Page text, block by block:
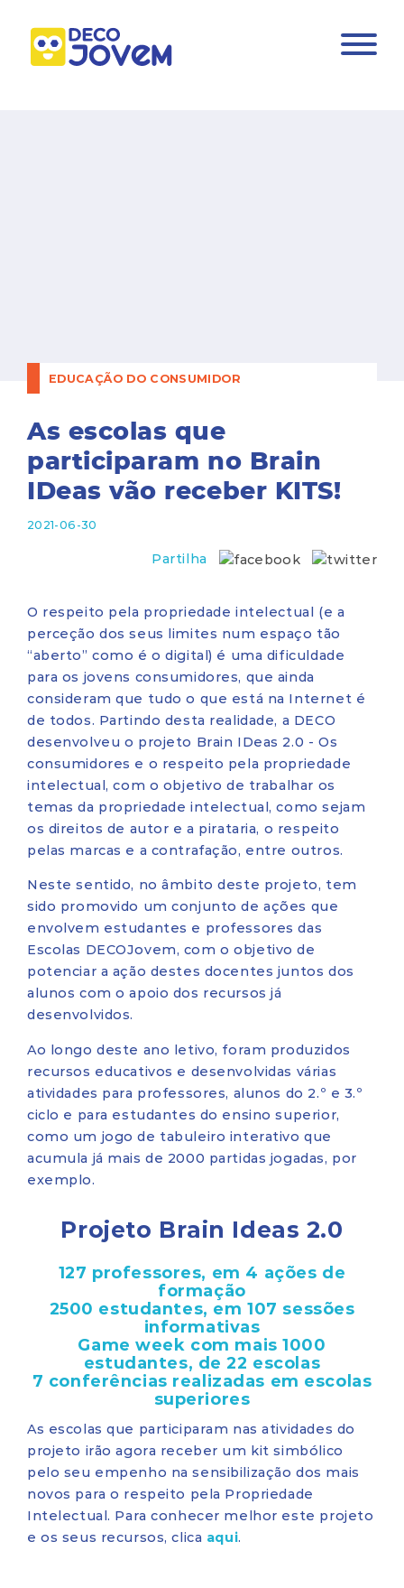
As escolas que
participaram no Brain
IDeas vão receber KITS!
2021-06-30
Partilha
O respeito pela propriedade intelectual (e a
perceção dos seus limites num espaço tão
“aberto” como é o digital) é uma dificuldade
para os jovens consumidores, que ainda
consideram que tudo o que está na Internet é
de todos. Partindo desta realidade, a DECO
desenvolveu o projeto Brain IDeas 2.0 - Os
consumidores e o respeito pela propriedade
intelectual, com o objetivo de trabalhar os
temas da propriedade intelectual, como sejam
os direitos de autor e a pirataria, o respeito
pelas marcas e a contrafação, entre outros.
Neste sentido, no âmbito deste projeto, tem
sido promovido um conjunto de ações que
envolvem estudantes e professores das
Escolas DECOJovem, com o objetivo de
potenciar a ação destes docentes juntos dos
alunos com o apoio dos recursos já
desenvolvidos.
Ao longo deste ano letivo, foram produzidos
recursos educativos e desenvolvidas várias
atividades para professores, alunos do 2.º e 3.º
ciclo e para estudantes do ensino superior,
como um jogo de tabuleiro interativo que
acumula já mais de 2000 partidas jogadas, por
exemplo.
Projeto Brain Ideas 2.0
127 professores, em 4 ações de
formação
2500 estudantes, em 107 sessões
informativas
Game week com mais 1000
estudantes, de 22 escolas
7 conferências realizadas em escolas
superiores
As escolas que participaram nas atividades do
projeto irão agora receber um kit simbólico
pelo seu empenho na sensibilização dos mais
novos para o respeito pela Propriedade
Intelectual. Para conhecer melhor este projeto
e os seus recursos, clica aqui.
EDUCAÇÃO DO CONSUMIDOR